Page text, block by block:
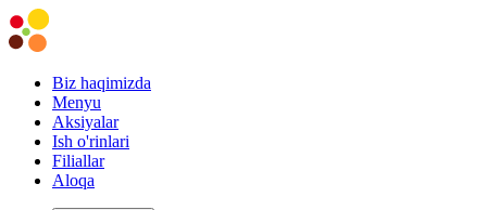
Biz haqimizda
Menyu
Aksiyalar
Ish o'rinlari
Filiallar
Aloqa